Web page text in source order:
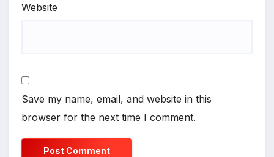
Website
Save my name, email, and website in this
browser for the next time I comment.